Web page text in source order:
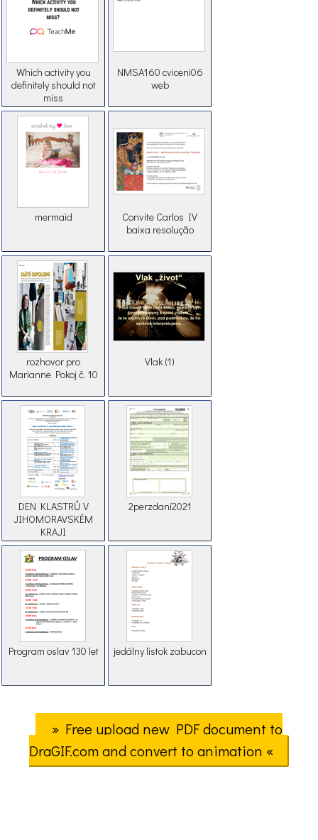
Which activity you
definitely should not
miss
NMSA160 cviceni06
web
mermaid
Convite Carlos IV
baixa resolução
rozhovor pro
Marianne Pokoj č. 10
Vlak (1)
DEN KLASTRŮ V
JIHOMORAVSKÉM
KRAJI
2perzdaní2021
Program oslav 130 let jedálny lístok zabucon
» Free upload new PDF document to
DraGIF.com and convert to animation «